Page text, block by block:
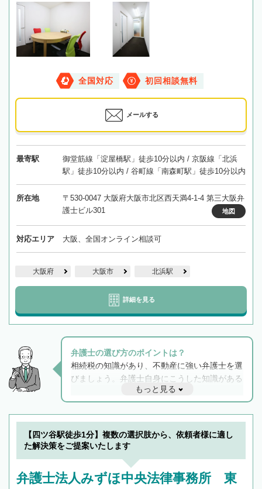
全国対応 初回相談無料
メールする
最寄駅
御堂筋線「淀屋橋駅」徒歩10分以内 / 京阪線「北浜
駅」徒歩10分以内 / 谷町線「南森町駅」徒歩10分以内
所在地
〒530-0047 大阪府大阪市北区西天満4-1-4 第三大阪弁
護士ビル301
地図
対応エリア 大阪、全国オンライン相談可
大阪府 大阪市 北浜駅
詳細を見る
弁護士の選び方のポイントは？
相続税の知識があり、不動産に強い弁護士を選
びましょう。弁護士自身にこうした知識がある
と他士業との連携もスムーズに進み、トラブル
解決のみならず相続をトータルで任せることが
できます。また、相続は感情がからむ分野なの
でフィーリングも重要です。実際に電話や面談
で複数の弁護士と会話をしてウマが合う方に依
もっと見る
【四ツ谷駅徒歩1分】複数の選択肢から、依頼者様に適し
た解決策をご提案いたします
弁護士法人みずほ中央法律事務所 東